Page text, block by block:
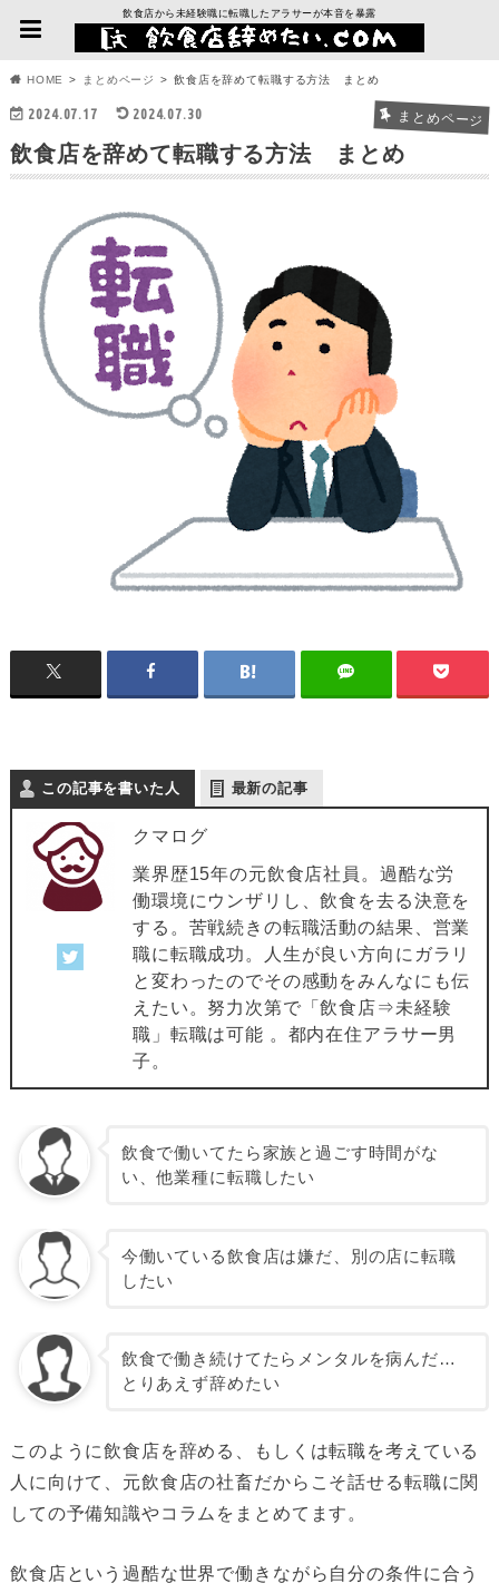
飲食店から未経験職に転職したアラサーが本音を暴露
HOME まとめページ 飲食店を辞めて転職する方法 まとめ
2024.07.17 2024.07.30 まとめページ
飲食店を辞めて転職する方法 まとめ
この記事を書いた人 最新の記事
クマログ
業界歴15年の元飲食店社員。過酷な労
働環境にウンザリし、飲食を去る決意を
する。苦戦続きの転職活動の結果、営業
職に転職成功。人生が良い方向にガラリ
と変わったのでその感動をみんなにも伝
えたい。努力次第で「飲食店⇒未経験
職」転職は可能 。都内在住アラサー男
子。
飲食で働いてたら家族と過ごす時間がな
い、他業種に転職したい
今働いている飲食店は嫌だ、別の店に転職
したい
飲食で働き続けてたらメンタルを病んだ…
とりあえず辞めたい
このように飲食店を辞める、もしくは転職を考えている
人に向けて、元飲食店の社畜だからこそ話せる転職に関
しての予備知識やコラムをまとめてます。
飲食店という過酷な世界で働きながら自分の条件に合う